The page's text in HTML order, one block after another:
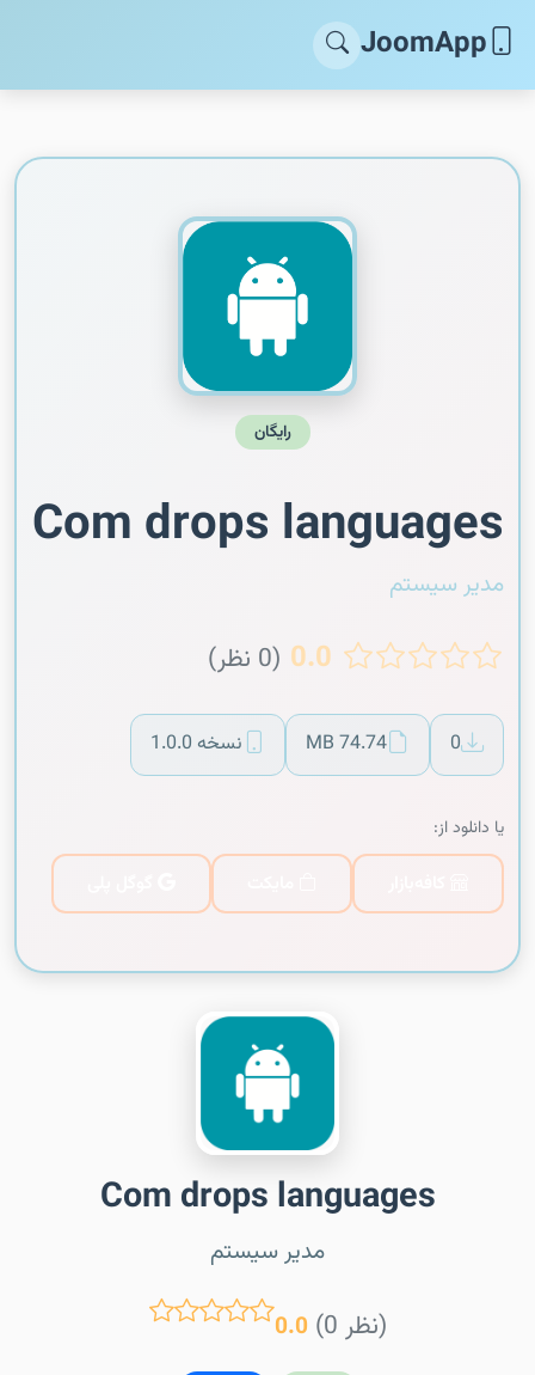
JoomApp
رایگان
Com drops languages
مدیر سیستم
0.0 (0 نظر)
0
74.74 MB نسخه 1.0.0
یا دانلود از:
Com drops languages
مدیر سیستم
0.0 (0 نظر)